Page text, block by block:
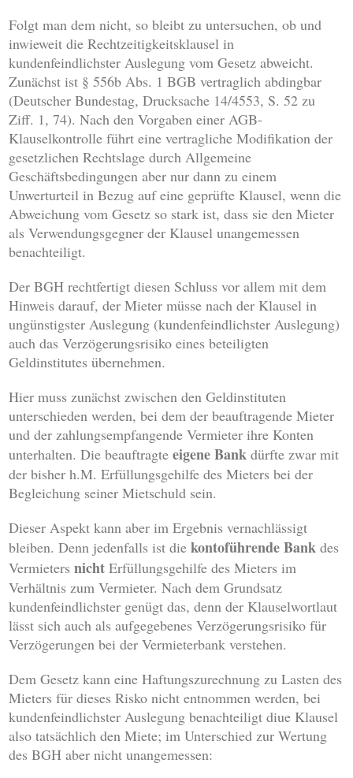
Folgt man dem nicht, so bleibt zu untersuchen, ob und
inwieweit die Rechtzeitigkeitsklausel in
kundenfeindlichster Auslegung vom Gesetz abweicht.
Zunächst ist § 556b Abs. 1 BGB vertraglich abdingbar
(Deutscher Bundestag, Drucksache 14/4553, S. 52 zu
Ziff. 1, 74). Nach den Vorgaben einer AGB-
Klauselkontrolle führt eine vertragliche Modifikation der
gesetzlichen Rechtslage durch Allgemeine
Geschäftsbedingungen aber nur dann zu einem
Unwerturteil in Bezug auf eine geprüfte Klausel, wenn die
Abweichung vom Gesetz so stark ist, dass sie den Mieter
als Verwendungsgegner der Klausel unangemessen
benachteiligt.
Der BGH rechtfertigt diesen Schluss vor allem mit dem
Hinweis darauf, der Mieter müsse nach der Klausel in
ungünstigster Auslegung (kundenfeindlichster Auslegung)
auch das Verzögerungsrisiko eines beteiligten
Geldinstitutes übernehmen.
Hier muss zunächst zwischen den Geldinstituten
unterschieden werden, bei dem der beauftragende Mieter
und der zahlungsempfangende Vermieter ihre Konten
unterhalten. Die beauftragte eigene Bank dürfte zwar mit
der bisher h.M. Erfüllungsgehilfe des Mieters bei der
Begleichung seiner Mietschuld sein.
Dieser Aspekt kann aber im Ergebnis vernachlässigt
bleiben. Denn jedenfalls ist diekontoführende Bank des
Vermietersnicht Erfüllungsgehilfe des Mieters im
Verhältnis zum Vermieter. Nach dem Grundsatz
kundenfeindlichster genügt das, denn der Klauselwortlaut
lässt sich auch als aufgegebenes Verzögerungsrisiko für
Verzögerungen bei der Vermieterbank verstehen.
Dem Gesetz kann eine Haftungszurechnung zu Lasten des
Mieters für dieses Risko nicht entnommen werden, bei
kundenfeindlichster Auslegung benachteiligt diue Klausel
also tatsächlich den Miete; im Unterschied zur Wertung
des BGH aber nicht unangemessen: